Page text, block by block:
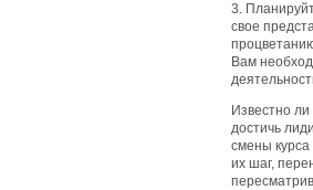
3.
свое
Вам
Известно
достичь
смены
их шаг,